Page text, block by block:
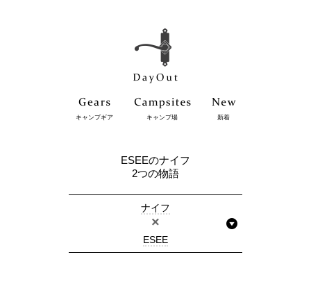
キャンプギア キャンプ場 新着
ESEEのナイフ
2つの物語
ナイフ
×
ESEE